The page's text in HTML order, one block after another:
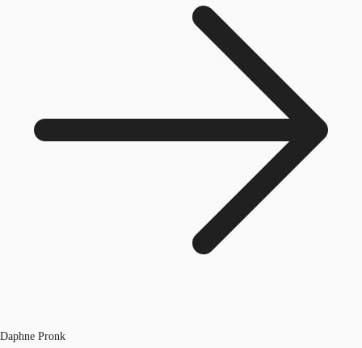
Daphne Pronk